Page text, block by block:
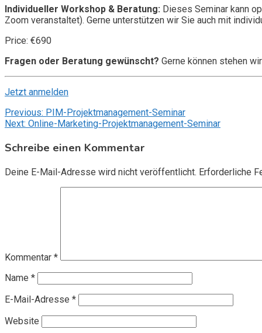
Individueller Workshop & Beratung: Dieses Seminar kann
Zoom veranstaltet). Gerne unterstützen wir Sie auch mit
Price: €690
Fragen oder Beratung gewünscht? Gerne können stehen
Jetzt anmelden
Beitragsnavigation
Previous: PIM-Projektmanagement-Seminar
Next: Online-Marketing-Projektmanagement-Seminar
Schreibe einen Kommentar
Deine E-Mail-Adresse wird nicht veröffentlicht. Erforderliche
Kommentar *
Name *
E-Mail-Adresse *
Website